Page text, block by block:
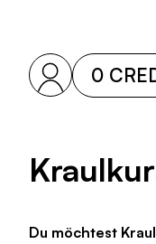
0
Du möchtest